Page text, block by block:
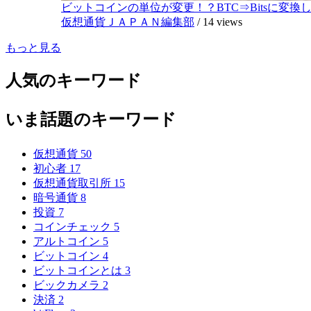
ビットコインの単位が変更！？BTC⇒Bitsに変換し
仮想通貨ＪＡＰＡＮ編集部 / 14 views
もっと見る
人気のキーワード
いま話題のキーワード
仮想通貨 50
初心者 17
仮想通貨取引所 15
暗号通貨 8
投資 7
コインチェック 5
アルトコイン 5
ビットコイン 4
ビットコインとは 3
ビックカメラ 2
決済 2